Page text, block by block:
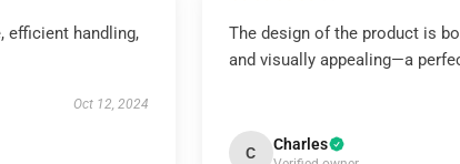
efficient handling,
Oct 12, 2024
The design of the product is
and visually appealing—a
C Charles